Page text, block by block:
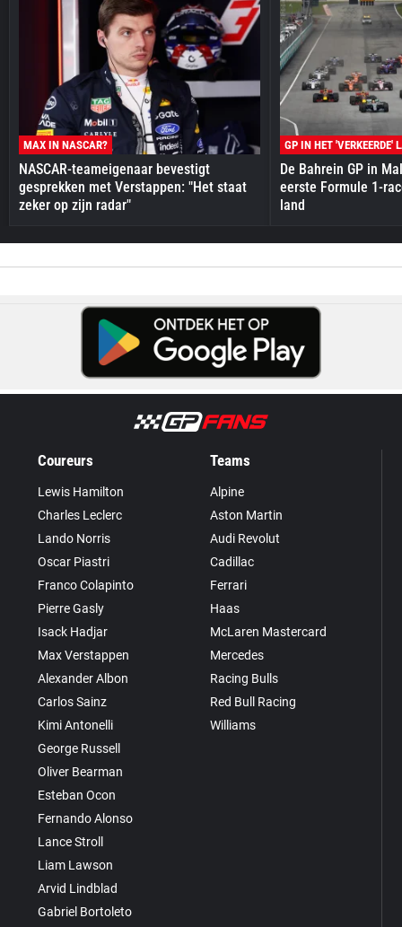
MAX IN NASCAR?
NASCAR-teameigenaar bevestigt
gesprekken met Verstappen: "Het staat
zeker op zijn radar"
GP IN HET 'VERKEERDE'
De Bahrein GP in
eerste Formule 1-
land
Coureurs
Lewis Hamilton
Charles Leclerc
Lando Norris
Oscar Piastri
Franco Colapinto
Pierre Gasly
Isack Hadjar
Max Verstappen
Alexander Albon
Carlos Sainz
Kimi Antonelli
George Russell
Oliver Bearman
Esteban Ocon
Fernando Alonso
Lance Stroll
Liam Lawson
Arvid Lindblad
Gabriel Bortoleto
Teams
Alpine
Aston Martin
Audi Revolut
Cadillac
Ferrari
Haas
McLaren Mastercard
Mercedes
Racing Bulls
Red Bull Racing
Williams